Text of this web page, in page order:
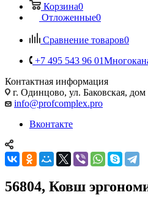
Корзина0
Отложенные0
Сравнение товаров0
+7 495 543 96 01
Контактная информация
г. Одинцово, ул. Баковская, дом
info@profcomplex.pro
Вконтакте
56804, Ковш